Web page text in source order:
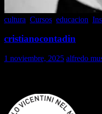
cultura Cursos educacion
cristianocontadin
1 noviembre, 2025 alfredo